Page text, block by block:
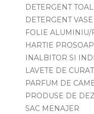
DETERGENT
DETERGENT VASE
FOLIE ALUMINIU/
HARTIE
INALBITOR SI
LAVETE DE
PARFUM DE
PRODUSE DE
SAC MENAJER